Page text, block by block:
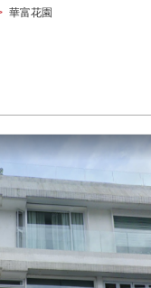
華富花園